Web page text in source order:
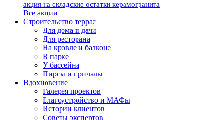
акция на складские остатки керамогранита
Все акции
Строительство террас
Для дома и дачи
Для ресторана
На кровле и балконе
В парке
У бассейна
Пирсы и причалы
Вдохновение
Галерея проектов
Благоустройство и МАФы
Истории клиентов
Советы экспертов